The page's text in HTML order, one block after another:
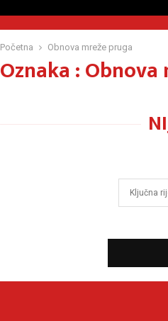
Početna Obnova mreže pruga
Oznaka :